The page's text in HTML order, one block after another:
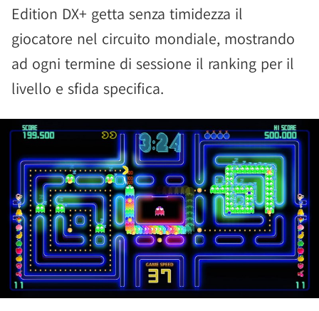
Edition DX+ getta senza timidezza il
giocatore nel circuito mondiale, mostrando
ad ogni termine di sessione il ranking per il
livello e sfida specifica.